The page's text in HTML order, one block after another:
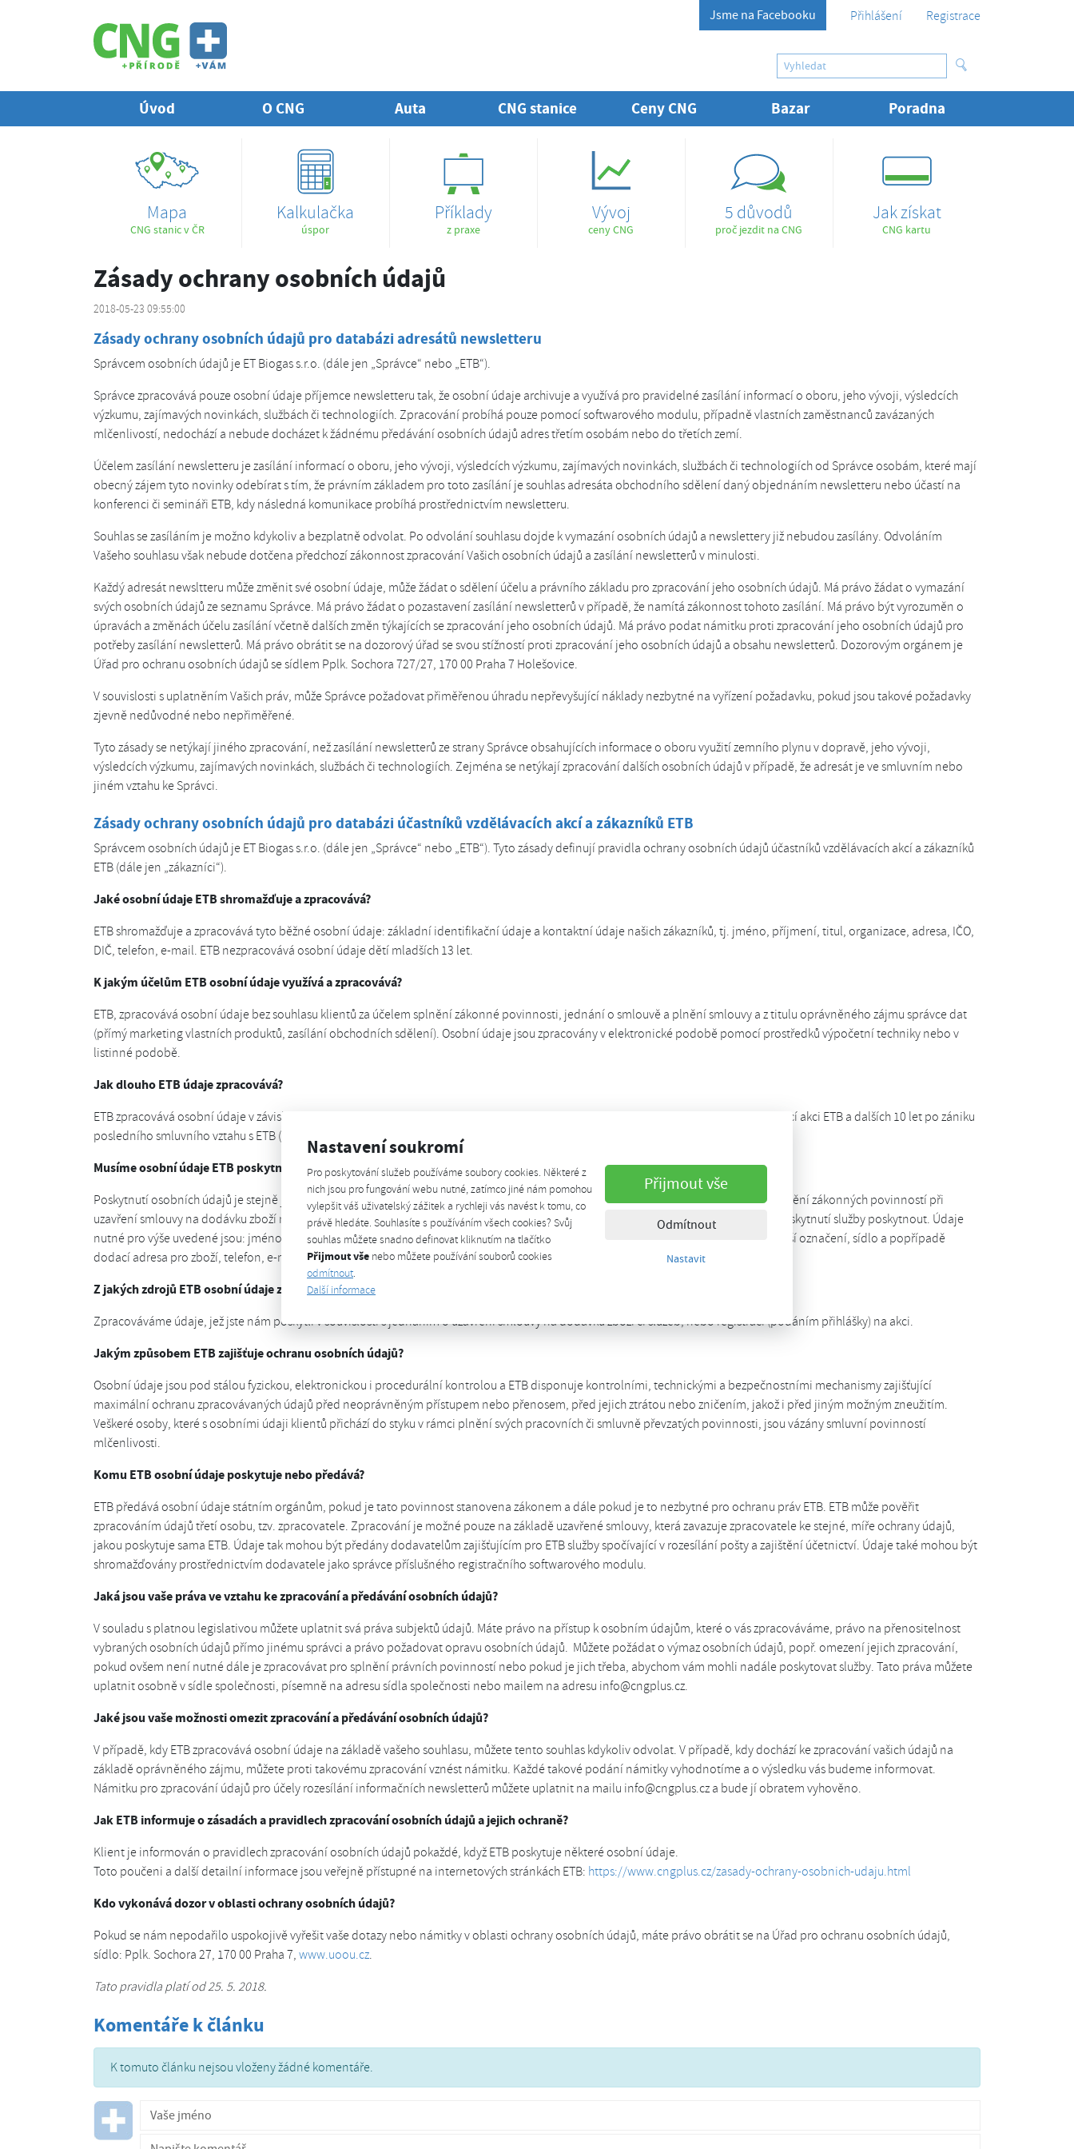
Nastavení soukromí
Pro poskytování služeb používáme soubory cookies. Některé z
nich jsou pro fungování webu nutné, zatímco jiné nám pomohou
vylepšit váš uživatelský zážitek a rychleji vás navést k tomu, co
právě hledáte. Souhlasíte s používáním všech cookies? Svůj
souhlas můžete snadno definovat kliknutím na tlačítko
Přijmout vše nebo můžete používání souborů cookies
odmítnout.
Další informace
Přijmout vše
Odmítnout
Nastavit
Jsme na Facebooku Přihlášení Registrace
Úvod O CNG Auta CNG stanice Ceny CNG Bazar Poradna
Mapa
CNG stanic v ČR
Kalkulačka
úspor
Příklady
z praxe
Vývoj
ceny CNG
5 důvodů
proč jezdit na CNG
Jak získat
CNG kartu
Zásady ochrany osobních údajů
2018-05-23 09:55:00
Zásady ochrany osobních údajů pro databázi adresátů newsletteru
Správcem osobních údajů je ET Biogas s.r.o. (dále jen „Správce“ nebo „ETB“).
Správce zpracovává pouze osobní údaje příjemce newsletteru tak, že osobní údaje archivuje a využívá pro pravidelné zasílání informací o oboru, jeho vývoji, výsledcích
výzkumu, zajímavých novinkách, službách či technologiích. Zpracování probíhá pouze pomocí softwarového modulu, případně vlastních zaměstnanců zavázaných
mlčenlivostí, nedochází a nebude docházet k žádnému předávání osobních údajů adres třetím osobám nebo do třetích zemí.
Účelem zasílání newsletteru je zasílání informací o oboru, jeho vývoji, výsledcích výzkumu, zajímavých novinkách, službách či technologiích od Správce osobám, které mají
obecný zájem tyto novinky odebírat s tím, že právním základem pro toto zasílání je souhlas adresáta obchodního sdělení daný objednáním newsletteru nebo účastí na
konferenci či semináři ETB, kdy následná komunikace probíhá prostřednictvím newsletteru.
Souhlas se zasíláním je možno kdykoliv a bezplatně odvolat. Po odvolání souhlasu dojde k vymazání osobních údajů a newslettery již nebudou zasílány. Odvoláním
Vašeho souhlasu však nebude dotčena předchozí zákonnost zpracování Vašich osobních údajů a zasílání newsletterů v minulosti.
Každý adresát newsltteru může změnit své osobní údaje, může žádat o sdělení účelu a právního základu pro zpracování jeho osobních údajů. Má právo žádat o vymazání
svých osobních údajů ze seznamu Správce. Má právo žádat o pozastavení zasílání newsletterů v případě, že namítá zákonnost tohoto zasílání. Má právo být vyrozuměn o
úpravách a změnách účelu zasílání včetně dalších změn týkajících se zpracování jeho osobních údajů. Má právo podat námitku proti zpracování jeho osobních údajů pro
potřeby zasílání newsletterů. Má právo obrátit se na dozorový úřad se svou stížností proti zpracování jeho osobních údajů a obsahu newsletterů. Dozorovým orgánem je
Úřad pro ochranu osobních údajů se sídlem Pplk. Sochora 727/27, 170 00 Praha 7 Holešovice.
V souvislosti s uplatněním Vašich práv, může Správce požadovat přiměřenou úhradu nepřevyšující náklady nezbytné na vyřízení požadavku, pokud jsou takové požadavky
zjevně nedůvodné nebo nepřiměřené.
Tyto zásady se netýkají jiného zpracování, než zasílání newsletterů ze strany Správce obsahujících informace o oboru využití zemního plynu v dopravě, jeho vývoji,
výsledcích výzkumu, zajímavých novinkách, službách či technologiích. Zejména se netýkají zpracování dalších osobních údajů v případě, že adresát je ve smluvním nebo
jiném vztahu ke Správci.
Zásady ochrany osobních údajů pro databázi účastníků vzdělávacích akcí a zákazníků ETB
Správcem osobních údajů je ET Biogas s.r.o. (dále jen „Správce“ nebo „ETB“). Tyto zásady definují pravidla ochrany osobních údajů účastníků vzdělávacích akcí a zákazníků
ETB (dále jen „zákazníci“).
Jaké osobní údaje ETB shromažďuje a zpracovává?
ETB shromažďuje a zpracovává tyto běžné osobní údaje: základní identifikační údaje a kontaktní údaje našich zákazníků, tj. jméno, příjmení, titul, organizace, adresa, IČO,
DIČ, telefon, e-mail. ETB nezpracovává osobní údaje dětí mladších 13 let.
K jakým účelům ETB osobní údaje využívá a zpracovává?
ETB, zpracovává osobní údaje bez souhlasu klientů za účelem splnění zákonné povinnosti, jednání o smlouvě a plnění smlouvy a z titulu oprávněného zájmu správce dat
(přímý marketing vlastních produktů, zasílání obchodních sdělení). Osobní údaje jsou zpracovány v elektronické podobě pomocí prostředků výpočetní techniky nebo v
listinné podobě.
Jak dlouho ETB údaje zpracovává?
ETB zpracovává osobní údaje v závislosti na účelu po dobu trvání jakéhokoliv smluvního vztahu, případně od přihlášení se na vzdělávací akci ETB a dalších 10 let po zániku
posledního smluvního vztahu s ETB (resp. od uskutečnění akce), nebo dokud nebyl odvolán souhlas se zpracováním údajů.
Musíme osobní údaje ETB poskytnout?
Poskytnutí osobních údajů je stejně jako uzavření smlouvy s ETB či účast na akci dobrovolné. Některé údaje jsou však nezbytné pro splnění zákonných povinností při
uzavření smlouvy na dodávku zboží nebo poskytnutí služby a bez některých údajů ETB nedokáže požadovanou dodávku zboží nebo poskytnutí služby poskytnout. Údaje
nutné pro výše uvedené jsou: jméno a příjmení jde-li o podnikající fyzickou osobu, též její obchodní firma, odlišující dodatek nebo další označení, sídlo a popřípadě
dodací adresa pro zboží, telefon, e-mailová adresa.
Z jakých zdrojů ETB osobní údaje získává?
Zpracováváme údaje, jež jste nám poskytli v souvislosti s jednáním o uzavření smlouvy na dodávku zboží či služeb, nebo registrací (podáním přihlášky) na akci.
Jakým způsobem ETB zajišťuje ochranu osobních údajů?
Osobní údaje jsou pod stálou fyzickou, elektronickou i procedurální kontrolou a ETB disponuje kontrolními, technickými a bezpečnostními mechanismy zajišťující
maximální ochranu zpracovávaných údajů před neoprávněným přístupem nebo přenosem, před jejich ztrátou nebo zničením, jakož i před jiným možným zneužitím.
Veškeré osoby, které s osobními údaji klientů přichází do styku v rámci plnění svých pracovních či smluvně převzatých povinnosti, jsou vázány smluvní povinností
mlčenlivosti.
Komu ETB osobní údaje poskytuje nebo předává?
ETB předává osobní údaje státním orgánům, pokud je tato povinnost stanovena zákonem a dále pokud je to nezbytné pro ochranu práv ETB. ETB může pověřit
zpracováním údajů třetí osobu, tzv. zpracovatele. Zpracování je možné pouze na základě uzavřené smlouvy, která zavazuje zpracovatele ke stejné, míře ochrany údajů,
jakou poskytuje sama ETB. Údaje tak mohou být předány dodavatelům zajišťujícím pro ETB služby spočívající v rozesílání pošty a zajištění účetnictví. Údaje také mohou být
shromažďovány prostřednictvím dodavatele jako správce příslušného registračního softwarového modulu.
Jaká jsou vaše práva ve vztahu ke zpracování a předávání osobních údajů?
V souladu s platnou legislativou můžete uplatnit svá práva subjektů údajů. Máte právo na přístup k osobním údajům, které o vás zpracováváme, právo na přenositelnost
vybraných osobních údajů přímo jinému správci a právo požadovat opravu osobních údajů. Můžete požádat o výmaz osobních údajů, popř. omezení jejich zpracování,
pokud ovšem není nutné dále je zpracovávat pro splnění právních povinností nebo pokud je jich třeba, abychom vám mohli nadále poskytovat služby. Tato práva můžete
uplatnit osobně v sídle společnosti, písemně na adresu sídla společnosti nebo mailem na adresu info@cngplus.cz.
Jaké jsou vaše možnosti omezit zpracování a předávání osobních údajů?
V případě, kdy ETB zpracovává osobní údaje na základě vašeho souhlasu, můžete tento souhlas kdykoliv odvolat. V případě, kdy dochází ke zpracování vašich údajů na
základě oprávněného zájmu, můžete proti takovému zpracování vznést námitku. Každé takové podání námitky vyhodnotíme a o výsledku vás budeme informovat.
Námitku pro zpracování údajů pro účely rozesílání informačních newsletterů můžete uplatnit na mailu info@cngplus.cz a bude jí obratem vyhověno.
Jak ETB informuje o zásadách a pravidlech zpracování osobních údajů a jejich ochraně?
Klient je informován o pravidlech zpracování osobních údajů pokaždé, když ETB poskytuje některé osobní údaje.
Toto poučeni a další detailní informace jsou veřejně přístupné na internetových stránkách ETB: https://www.cngplus.cz/zasady-ochrany-osobnich-udaju.html
Kdo vykonává dozor v oblasti ochrany osobních údajů?
Pokud se nám nepodařilo uspokojivě vyřešit vaše dotazy nebo námitky v oblasti ochrany osobních údajů, máte právo obrátit se na Úřad pro ochranu osobních údajů,
sídlo: Pplk. Sochora 27, 170 00 Praha 7, www.uoou.cz.
Tato pravidla platí od 25. 5. 2018.
Komentáře k článku
K tomuto článku nejsou vloženy žádné komentáře.